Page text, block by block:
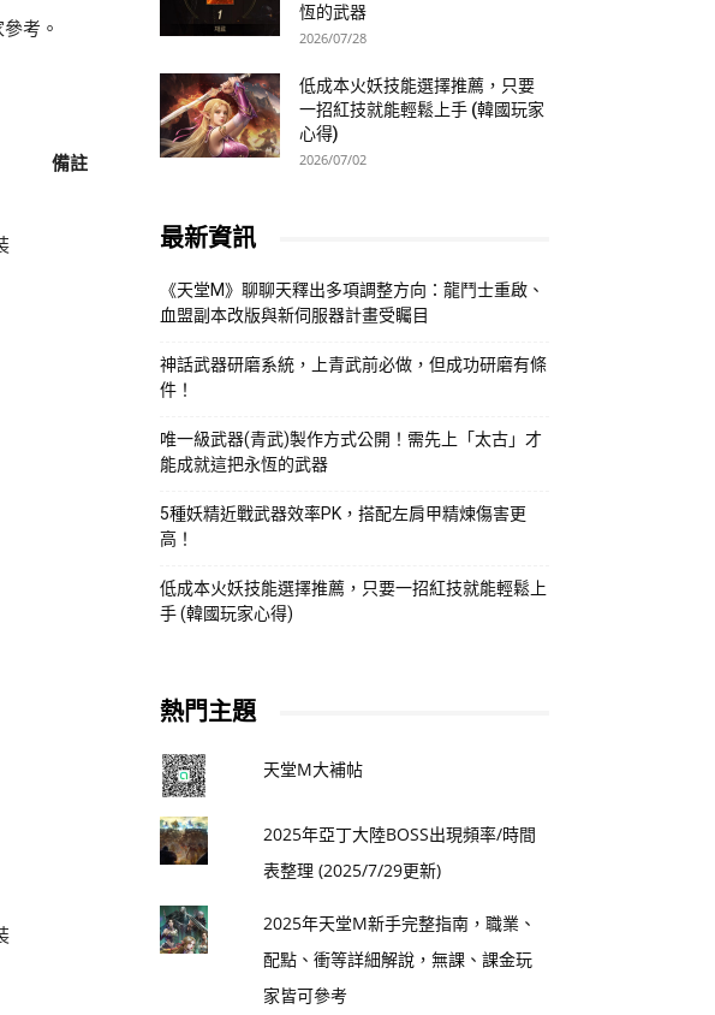
考。
備註
恆的武器
2026/07/28
低成本火妖技能選擇推薦，只要
一招紅技就能輕鬆上手 (韓國玩家
心得)
2026/07/02
最新資訊
《天堂M》聊聊天釋出多項調整方向：龍鬥士重啟、
血盟副本改版與新伺服器計畫受矚目
神話武器研磨系統，上青武前必做，但成功研磨有條
件！
唯一級武器(青武)製作方式公開！需先上「太古」才
能成就這把永恆的武器
5種妖精近戰武器效率PK，搭配左肩甲精煉傷害更
高！
低成本火妖技能選擇推薦，只要一招紅技就能輕鬆上
手 (韓國玩家心得)
熱門主題
天堂M大補帖
2025年亞丁大陸BOSS出現頻率/時間
表整理 (2025/7/29更新)
2025年天堂M新手完整指南，職業、
配點、衝等詳細解說，無課、課金玩
家皆可參考